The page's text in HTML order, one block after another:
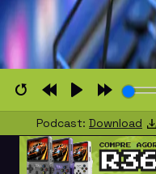
RestartRewind
10s
PlayForward
10s
Podcast: Download